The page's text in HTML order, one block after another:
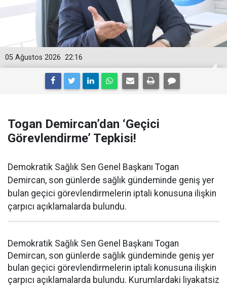
22:16
05 Ağustos 2026
Togan Demircan’dan ‘Geçici
Görevlendirme’ Tepkisi!
Demokratik Sağlık Sen Genel Başkanı Togan
Demircan, son günlerde sağlık gündeminde geniş yer
bulan geçici görevlendirmelerin iptali konusuna ilişkin
çarpıcı açıklamalarda bulundu.
Demokratik Sağlık Sen Genel Başkanı Togan
Demircan, son günlerde sağlık gündeminde geniş yer
bulan geçici görevlendirmelerin iptali konusuna ilişkin
çarpıcı açıklamalarda bulundu. Kurumlardaki liyakatsiz